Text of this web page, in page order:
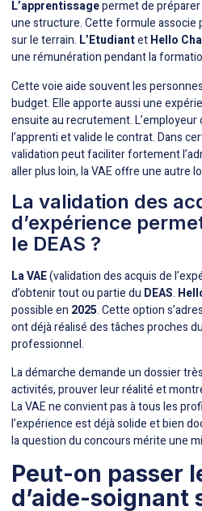
L’apprentissagepermet de préparer
une structure. Cette formule associe
sur le terrain. L’EtudiantetHello
une rémunération pendant la
Cette voie aide souvent les
budget. Elle apporte aussi une
ensuite au recrutement.
l’apprenti et valide le contrat. Dans
validation peut faciliter fortement
aller plus loin, la VAE offre une autre
La validation des
d’expérience
le DEAS ?
La VAE(validation des acquis de
d’obtenir tout ou partie du DEAS.
possible en 2025. Cette option
ont déjà réalisé des tâches proches
professionnel.
La démarche demande un dossier
activités, prouver leur réalité et
La VAE ne convient pas à tous les
l’expérience est déjà solide et bien
la question du concours mérite une
Peut-on passer
d’aide-soignant